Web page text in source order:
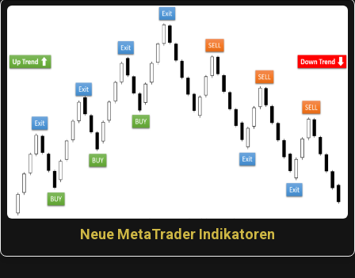
Neue MetaTrader Indikatoren